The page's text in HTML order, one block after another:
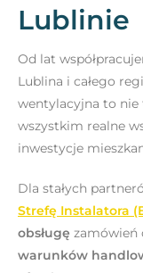
Lublinie
Od lat
Lublina i całego
wentylacyjna to nie
wszystkim realne
inwestycje
Dla stałych
Strefę Instalatora
obsługę zamówień
warunków